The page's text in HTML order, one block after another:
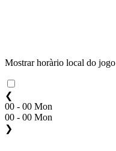
Mostrar horàrio local do jogo
❮
00 - 00 Mon
00 - 00 Mon
❯